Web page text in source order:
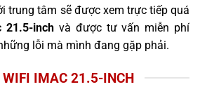
trung tâm sẽ được xem trực tiếp quá
21.5-inch và được tư vấn miễn phí
lỗi mà mình đang gặp phải.
IMAC 21.5-INCH